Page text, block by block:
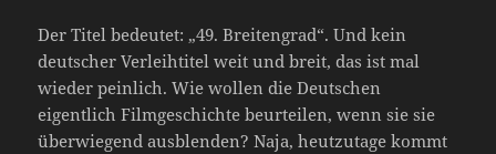
Der Titel bedeutet: „49. Breitengrad“. Und kein
deutscher Verleihtitel weit und breit, das ist mal
wieder peinlich. Wie wollen die Deutschen
eigentlich Filmgeschichte beurteilen, wenn sie sie
überwiegend ausblenden? Naja, heutzutage kommt